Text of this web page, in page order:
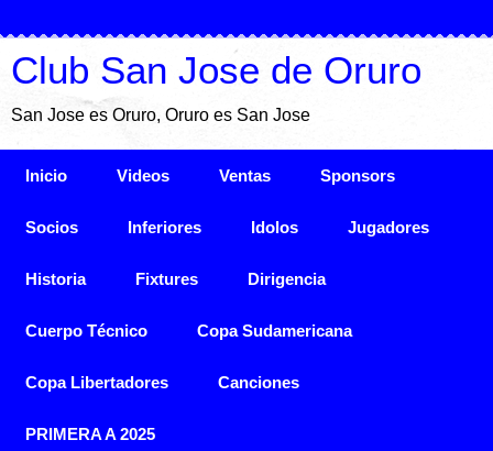
Club San Jose de Oruro
San Jose es Oruro, Oruro es San Jose
Inicio Videos Ventas Sponsors
Socios Inferiores Idolos Jugadores
Historia Fixtures Dirigencia
Cuerpo Técnico Copa Sudamericana
Copa Libertadores Canciones
PRIMERA A 2025